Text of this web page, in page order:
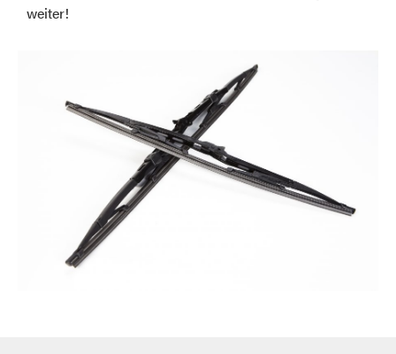
weiter!